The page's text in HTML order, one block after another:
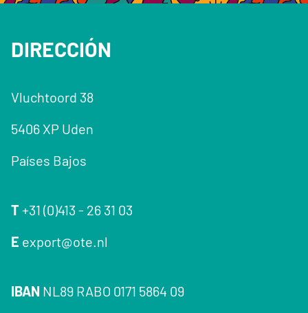
DIRECCIÓN
Vluchtoord 38
5406 XP Uden
Países Bajos
T+31 (0)413 - 26 31 03
E export@ote.nl
IBAN NL89 RABO 0171 5864 09